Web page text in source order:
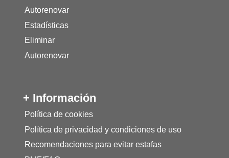
Autorenovar
Estadísticas
Eliminar
Autorenovar
+ Información
Política de cookies
Política de privacidad y condiciones de uso
Recomendaciones para evitar estafas